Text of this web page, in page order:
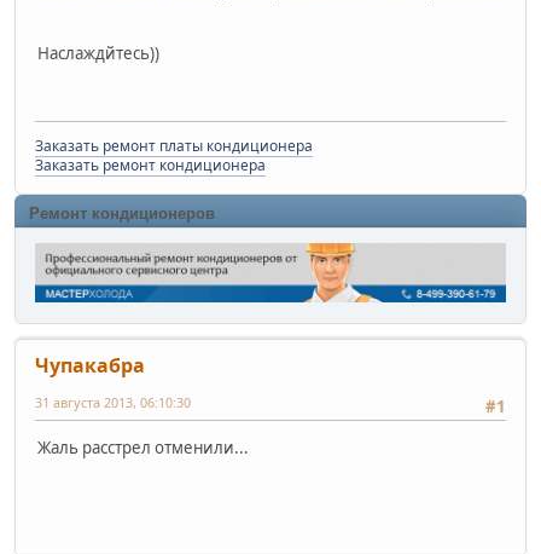
Наслаждйтесь))
Заказать ремонт платы кондиционера
Заказать ремонт кондиционера
Ремонт кондиционеров
Чупакабра
#1
31 августа 2013, 06:10:30
Жаль расстрел отменили...